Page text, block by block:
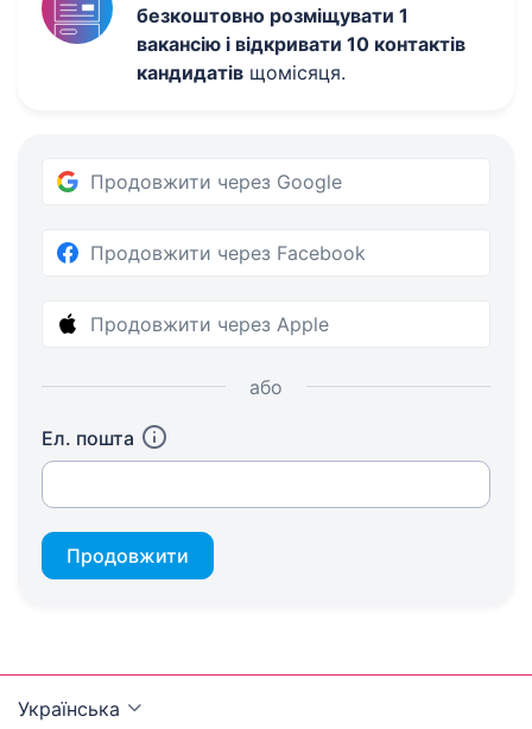
безкоштовно розміщувати 1
вакансію і відкривати 10 контактів
кандидатів щомісяця.
Продовжити через Google
Продовжити через Facebook
Продовжити через Apple
або
Ел. пошта
Продовжити
Українська